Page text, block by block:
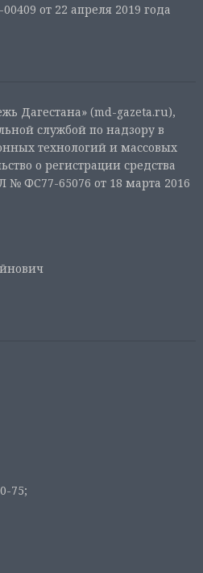
от 22 апреля 2019 года
Дагестана» (md-gazeta.ru),
службой по надзору в
технологий и массовых
о регистрации средства
ФС77-65076 от 18 марта 2016
75;